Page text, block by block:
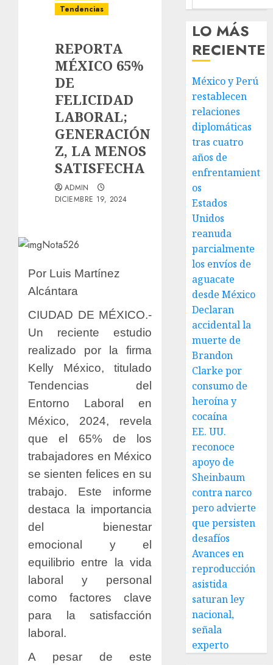
Tendencias
REPORTA
MÉXICO 65%
DE
FELICIDAD
LABORAL;
GENERACIÓN
Z, LA MENOS
SATISFECHA
ADMIN
DICIEMBRE 19, 2024
Por Luis Martínez
Alcántara
CIUDAD DE MÉXICO.-
Un reciente estudio
realizado por la firma
Kelly México, titulado
Tendencias del
Entorno Laboral en
México, 2024, revela
que el 65% de los
trabajadores en México
se sienten felices en su
trabajo. Este informe
destaca la importancia
del bienestar
emocional y el
equilibrio entre la vida
laboral y personal
como factores clave
para la satisfacción
laboral.
A pesar de este
LO MÁS
RECIENTE
México y Perú
restablecen
relaciones
diplomáticas
tras cuatro
años de
enfrentamient
os
Estados
Unidos
reanuda
parcialmente
los envíos de
aguacate
desde México
Declaran
accidental la
muerte de
Brandon
Clarke por
consumo de
heroína y
cocaína
EE. UU.
reconoce
apoyo de
Sheinbaum
contra narco
pero advierte
que persisten
desafíos
Avances en
reproducción
asistida
saturan ley
nacional,
señala
experto